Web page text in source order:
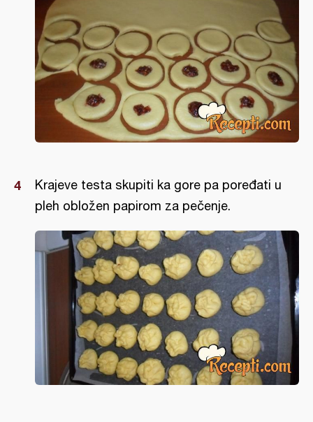
Krajeve testa skupiti ka gore pa poređati u
pleh obložen papirom za pečenje.